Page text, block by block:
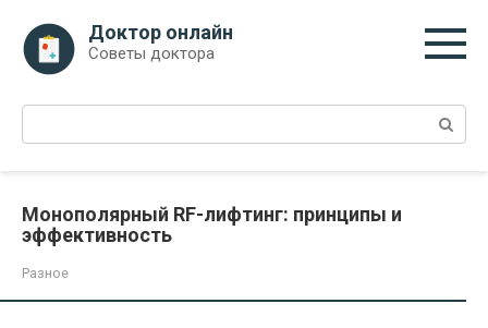
контенту
Доктор онлайн
Советы доктора
Поиск:
Монополярный RF-лифтинг: принципы и
эффективность
Разное